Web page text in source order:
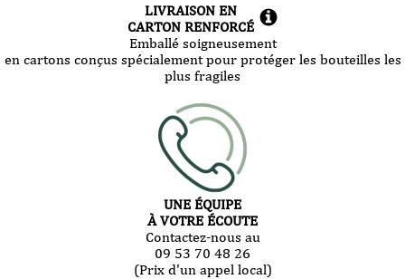
LIVRAISON EN
CARTON RENFORCÉ
Emballé soigneusement
en cartons conçus spécialement pour protéger les bouteilles les
plus fragiles
UNE ÉQUIPE
À VOTRE ÉCOUTE
Contactez-nous au
09 53 70 48 26
(Prix d'un appel local)